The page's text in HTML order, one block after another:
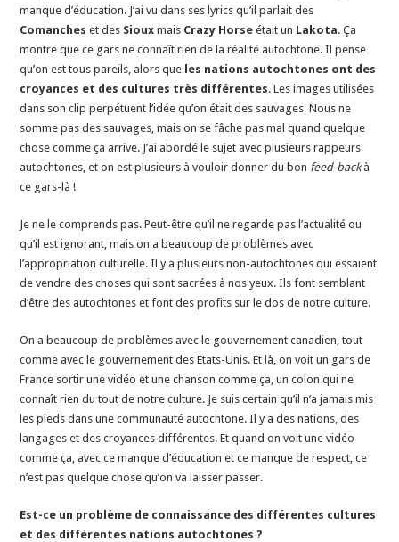
manque d’éducation. J’ai vu dans ses lyrics qu’il parlait des
Comanches et des Sioux mais Crazy Horseétait un Lakota. Ça
montre que ce gars ne connaît rien de la réalité autochtone. Il pense
qu’on est tous pareils, alors que les nations autochtones ont des
croyances et des cultures très différentes. Les images utilisées
dans son clip perpétuent l’idée qu’on était des sauvages. Nous ne
somme pas des sauvages, mais on se fâche pas mal quand quelque
chose comme ça arrive. J’ai abordé le sujet avec plusieurs rappeurs
autochtones, et on est plusieurs à vouloir donner du bon feed-backà
ce gars-là !
Je ne le comprends pas. Peut-être qu’il ne regarde pas l’actualité ou
qu’il est ignorant, mais on a beaucoup de problèmes avec
l’appropriation culturelle. Il y a plusieurs non-autochtones qui essaient
de vendre des choses qui sont sacrées à nos yeux. Ils font semblant
d’être des autochtones et font des profits sur le dos de notre culture.
On a beaucoup de problèmes avec le gouvernement canadien, tout
comme avec le gouvernement des Etats-Unis. Et là, on voit un gars de
France sortir une vidéo et une chanson comme ça, un colon qui ne
connaît rien du tout de notre culture. Je suis certain qu’il n’a jamais mis
les pieds dans une communauté autochtone. Il y a des nations, des
langages et des croyances différentes. Et quand on voit une vidéo
comme ça, avec ce manque d’éducation et ce manque de respect, ce
n’est pas quelque chose qu’on va laisser passer.
Est-ce un problème de connaissance des différentes cultures
et des différentes nations autochtones ?